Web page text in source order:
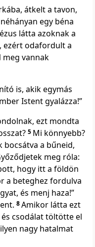
átkelt a tavon,
egy béna
látta azoknak a
ezért odafordult a
meg vannak
is, akik egymás
Istent gyalázza!”
ezt mondta
5 Mi könnyebb?
bocsátva a bűneid,
meg róla:
hogy itt a földön
a beteghez fordulva
és menj haza!”
8Amikor látta ezt
csodálat töltötte el
nagy hatalmat